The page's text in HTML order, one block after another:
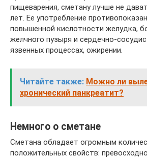
пищеварения, сметану лучше не
лет. Ее употребление
повышенной кислотности желудка,
желчного пузыря и сердечно-
язвенных процессах, ожирении.
Читайте также: Можно ли
хронический панкреатит?
Немного о сметане
Сметана обладает огромным
положительных свойств: